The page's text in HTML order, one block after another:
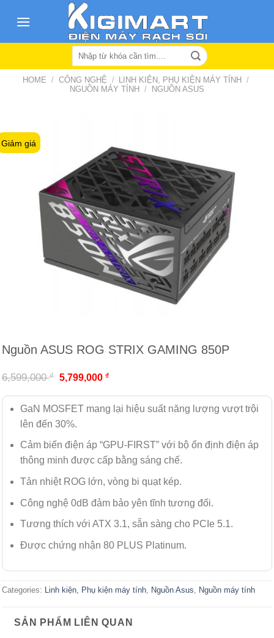
Search
HOME / CÔNG NGHỆ / LINH KIỆN, PHỤ KIỆN MÁY TÍNH
/
NGUỒN MÁY TÍNH
/ NGUỒN ASUS
Giảm giá
Nguồn ASUS ROG STRIX GAMING 850P
6,599,000₫ 5,799,000₫
GaN MOSFET mang lại hiệu suất năng lượng vượt trội
lên đến 30%.
Cảm biến điện áp “GPU-FIRST” với bộ ổn định điện áp
thông minh được cấp bằng sáng chế.
Tản nhiệt ROG lớn, vòng bi quạt kép.
Công nghệ 0dB đảm bảo yên tĩnh tương đối.
Tương thích với ATX 3.1, sẵn sàng cho PCIe 5.1.
Được chứng nhận 80 PLUS Platinum.
Categories: Linh kiện, Phụ kiện máy tính Nguồn Asus Nguồn máy tính
SẢN PHẨM LIÊN QUAN